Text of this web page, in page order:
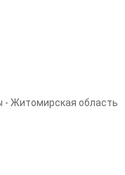
- Житомирская область